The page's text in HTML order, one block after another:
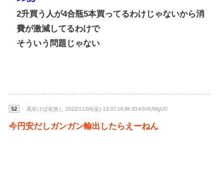
2升買う人が4合瓶5本買ってるわけじゃないから消
費が激減してるわけで
そういう問題じゃない
52 ： 風吹けば名無し 2022/11/04(金) 13:37:16.86 ID:k5ViUMgU0
今円安だしガンガン輸出したらえーねん